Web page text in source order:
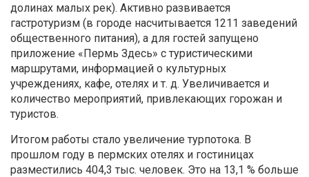
долинах малых рек). Активно развивается
гастротуризм (в городе насчитывается 1211 заведений
общественного питания), а для гостей запущено
приложение «Пермь Здесь» с туристическими
маршрутами, информацией о культурных
учреждениях, кафе, отелях и т. д. Увеличивается и
количество мероприятий, привлекающих горожан и
туристов.
Итогом работы стало увеличение турпотока. В
прошлом году в пермских отелях и гостиницах
разместились 404,3 тыс. человек. Это на 13,1 % больше